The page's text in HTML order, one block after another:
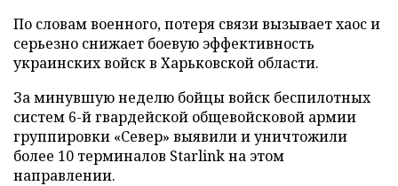
По словам военного, потеря связи вызывает хаос и
серьезно снижает боевую эффективность
украинских войск в Харьковской области.
За минувшую неделю бойцы войск беспилотных
систем 6-й гвардейской общевойсковой армии
группировки «Север» выявили и уничтожили
более 10 терминалов Starlink на этом
направлении.